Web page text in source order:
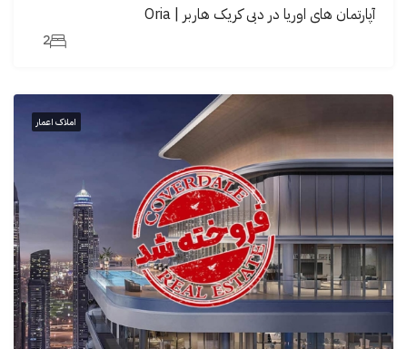
آپارتمان های اوریا در دبی کریک هاربر | Oria
2
املاک اعمار